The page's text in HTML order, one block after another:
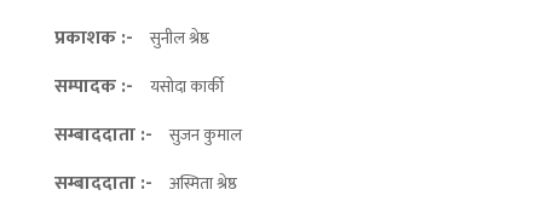
प्रकाशक :- सुनील श्रेष्ठ
सम्पादक :- यसोदा कार्की
सम्बाददाता :- सुजन कुमाल
सम्बाददाता :- अस्मिता श्रेष्ठ